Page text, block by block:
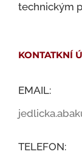
technickým
KONTATKNÍ
EMAIL:
TELEFON: